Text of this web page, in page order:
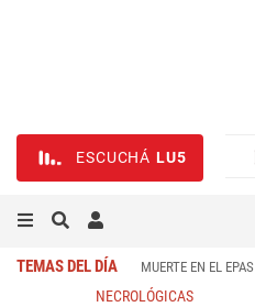
ESCUCHÁ LU5
TEMAS DEL DÍA MUERTE EN EL EPAS
NECROLÓGICAS